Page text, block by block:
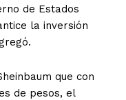
de Estados
la inversión
que con
de pesos, el